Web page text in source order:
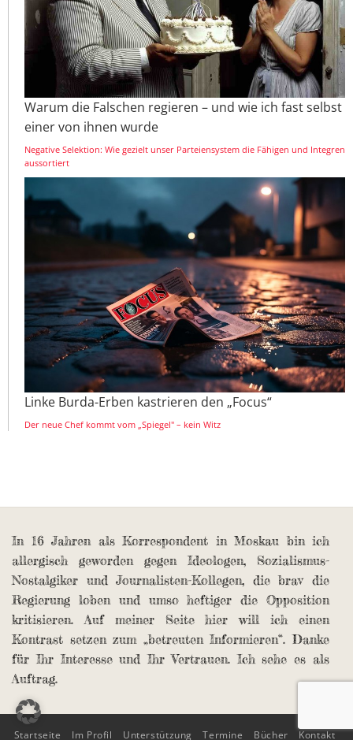
Warum die Falschen regieren – und wie ich fast selbst
einer von ihnen wurde
Negative Selektion: Wie gezielt unser Parteiensystem die Fähigen und Integren
aussortiert
Linke Burda-Erben kastrieren den „Focus“
Der neue Chef kommt vom „Spiegel" – kein Witz
In 16 Jahren als Korrespondent in Moskau bin ich
allergisch geworden gegen Ideologen, Sozialismus-
Nostalgiker und Journalisten-Kollegen, die brav die
Regierung loben und umso heftiger die Opposition
kritisieren. Auf meiner Seite hier will ich einen
Kontrast setzen zum „betreuten Informieren“. Danke
für Ihr Interesse und Ihr Vertrauen. Ich sehe es als
Auftrag.
Startseite Im Profil Unterstützung Termine Bücher
Kontakt